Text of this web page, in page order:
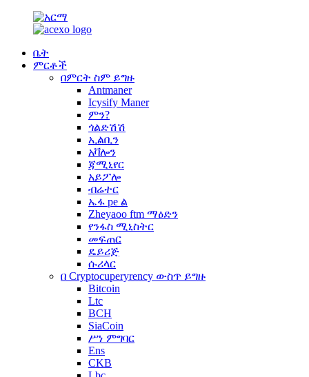
ቤት
ምርቶች
በምርት ስም ይግዙ
Antmaner
Icysify Maner
ምን?
ጎልድሽሽ
ኢልቢን
አቫሎን
ጃሚኒየር
አይፖሎ
ብሬተር
ኤፋ pe ል
Zheyaoo ftm ማዕድን
የንፋስ ሚኒስትር
መፍጠር
ዴይሪጅ
ሱሪላር
በ Cryptocuperyrency ውስጥ ይግዙ
Bitcoin
Ltc
BCH
SiaCoin
ሥነ ምግባር
Ens
CKB